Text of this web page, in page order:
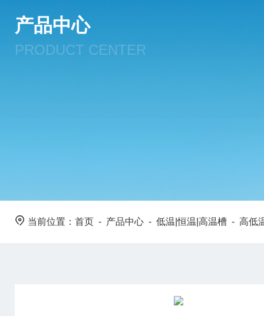
产品中心
PRODUCT CENTER
当前位置： 首页 - 产品中心 - 低温|恒温|高温槽 - 高低